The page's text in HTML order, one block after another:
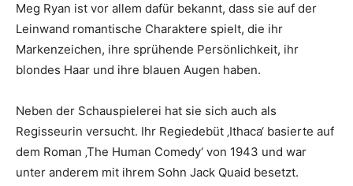
Meg Ryan ist vor allem dafür bekannt, dass sie auf der
Leinwand romantische Charaktere spielt, die ihr
Markenzeichen, ihre sprühende Persönlichkeit, ihr
blondes Haar und ihre blauen Augen haben.
Neben der Schauspielerei hat sie sich auch als
Regisseurin versucht. Ihr Regiedebüt ‚Ithaca‘ basierte auf
dem Roman ‚The Human Comedy‘ von 1943 und war
unter anderem mit ihrem Sohn Jack Quaid besetzt.